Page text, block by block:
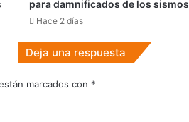
para damnificados de los sismos
Hace 2 días
Deja una respuesta
marcados con *